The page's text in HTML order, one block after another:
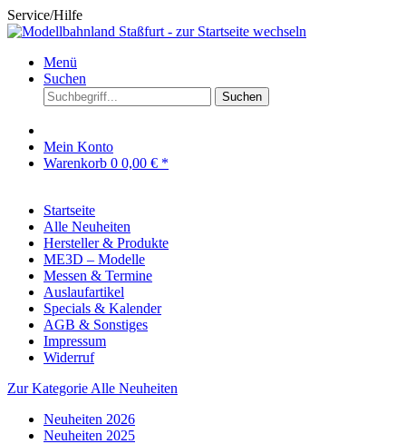
Service/Hilfe
Menü
Suchen
Suchen
Mein Konto
Warenkorb 0 0,00 € *
Startseite
Alle Neuheiten
Hersteller & Produkte
ME3D – Modelle
Messen & Termine
Auslaufartikel
Specials & Kalender
AGB & Sonstiges
Impressum
Widerruf
Zur Kategorie Alle Neuheiten
Neuheiten 2026
Neuheiten 2025